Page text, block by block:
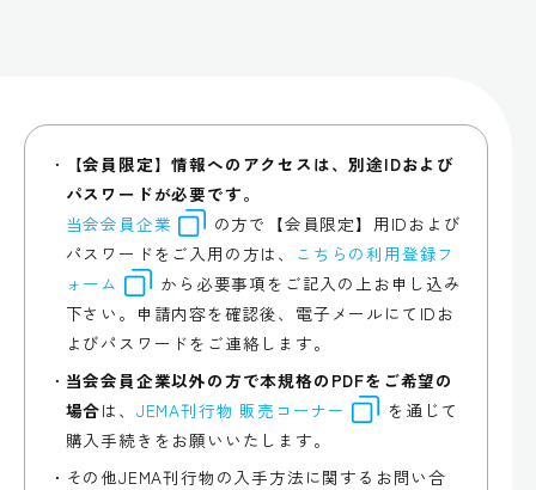
【会員限定】情報へのアクセスは、別途IDおよび
パスワードが必要です。
当会会員企業
の方で【会員限定】用IDおよび
パスワードをご入用の方は、 こちらの利用登録フ
ォーム
から必要事項をご記入の上お申し込み
下さい。申請内容を確認後、電子メールにてIDお
よびパスワードをご連絡します。
当会会員企業以外の方で本規格のPDFをご希望の
場合は、 JEMA刊行物 販売コーナー
を通じて
購入手続きをお願いいたします。
その他JEMA刊行物の入手方法に関するお問い合